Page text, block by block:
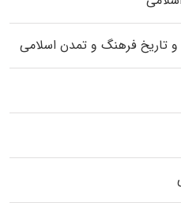
و تاریخ فرهنگ و تمدن اسلامی